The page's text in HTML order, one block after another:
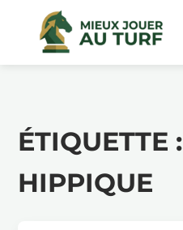
ÉTIQUETTE :
HIPPIQUE